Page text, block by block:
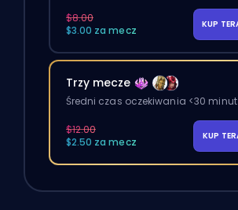
$8.00
$3.00 za mecz
KUP
Trzy mecze
Średni czas oczekiwania <30 minut
$12.00
$2.50 za mecz
KUP